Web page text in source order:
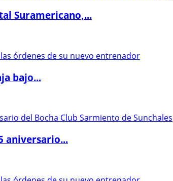
Suramericano,...
bajo...
aniversario...